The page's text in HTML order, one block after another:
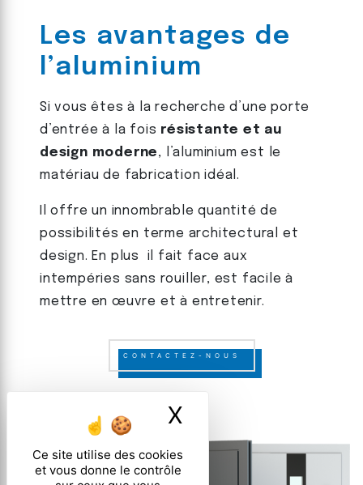
Ce site utilise des cookies
et vous donne le contrôle
X
Les avantages de
l’aluminium
Si vous êtes à la recherche d’une porte
d’entrée à la fois résistante et au
design moderne, l’aluminium est le
matériau de fabrication idéal.
Il offre un innombrable quantité de
possibilités en terme architectural et
design. En plus il fait face aux
intempéries sans rouiller, est facile à
mettre en œuvre et à entretenir.
CONTACTEZ-NOUS